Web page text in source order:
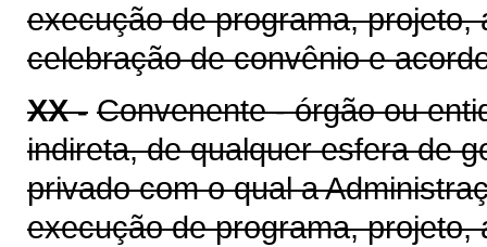
execução de programa,
celebração de convênio e
XX - Convenente - órgão ou
indireta, de qualquer esfera de
privado com o qual a
execução de programa,